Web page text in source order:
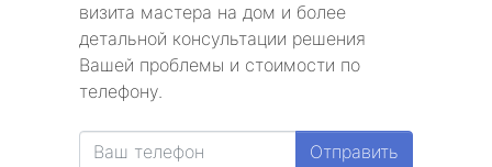
визита мастера на дом и более
детальной консультации решения
Вашей проблемы и стоимости по
телефону.
Отправить